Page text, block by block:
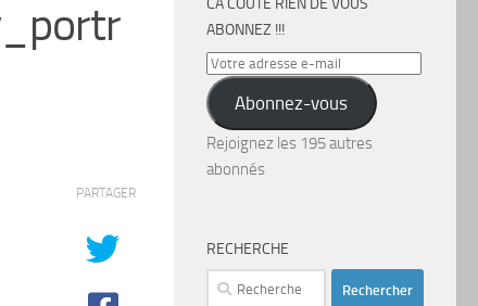
PARTAGER
CA COÛTE RIEN DE VOUS
ABONNEZ !!!
Votre
adresse
e-
mail
Abonnez-vous
Rejoignez les 195 autres
abonnés
RECHERCHE
Rechercher :